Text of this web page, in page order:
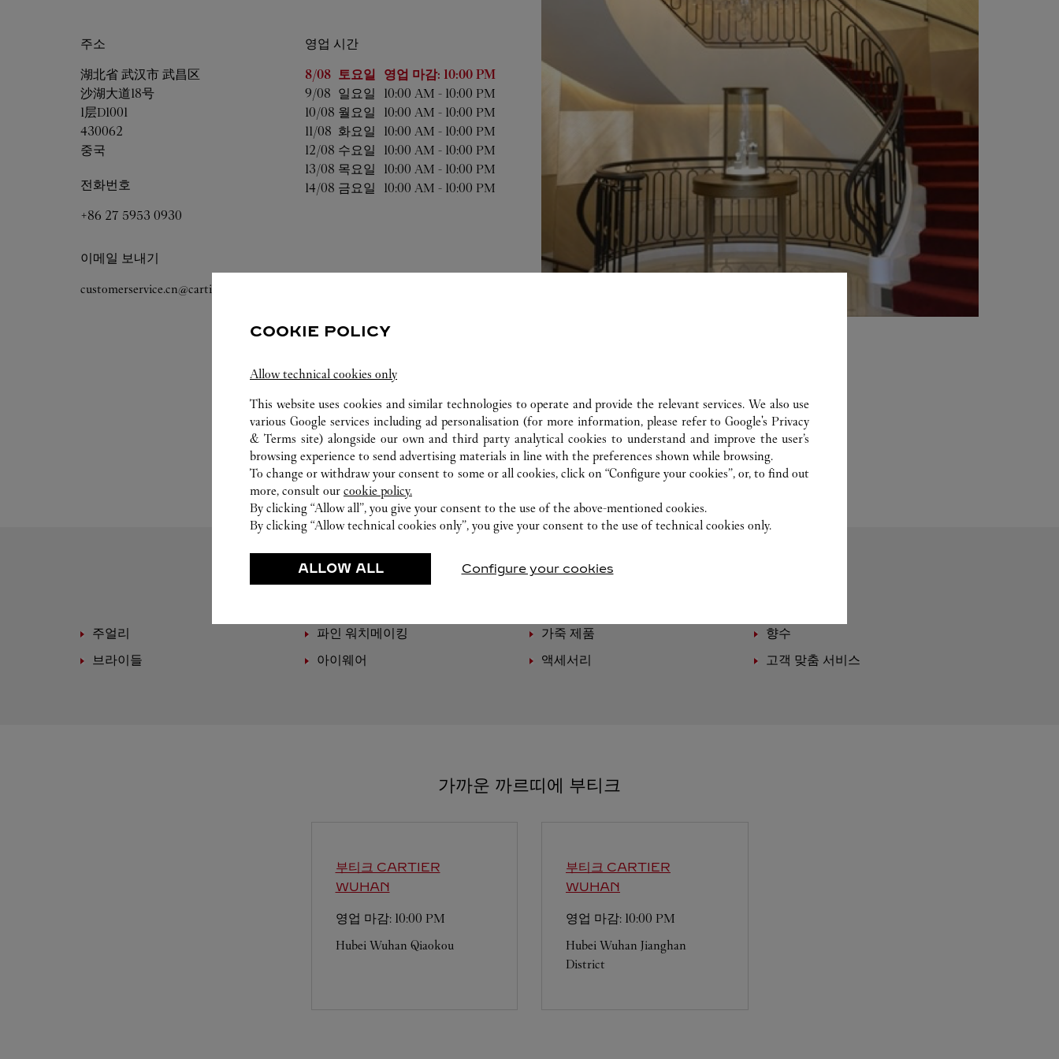
주소
湖北省 武汉市 武昌区
沙湖大道18号
1层D1001
430062
중국
전화번호
+86 27 5953 0930
이메일 보내기
customerservice.cn@cartier.com
영업 시간
요일영업 시간
8/08 토요일 영업 마감: 10:00 PM
9/08 일요일 10:00 AM - 10:00 PM
10/08 월요일 10:00 AM - 10:00 PM
11/08 화요일 10:00 AM - 10:00 PM
12/08 수요일 10:00 AM - 10:00 PM
13/08 목요일 10:00 AM - 10:00 PM
14/08 금요일 10:00 AM - 10:00 PM
주얼리 파인 워치메이킹 가죽 제품
향수
브라이들
아이웨어 액세서리 고객 맞춤 서비스
가까운 까르띠에 부티크
부티크 CARTIER
WUHAN
영업 마감: 10:00 PM
Hubei Wuhan Qiaokou
부티크 CARTIER
WUHAN
영업 마감: 10:00 PM
Hubei Wuhan Jianghan
District
COOKIE POLICY
Allow technical cookies only
This website uses cookies and similar technologies to operate and provide the relevant services. We also use
various Google services including ad personalisation (for more information, please refer toGoogle's Privacy
& Terms site) alongside our own and third party analytical cookies to understand and improve the user’s
browsing experience to send advertising materials in line with the preferences shown while browsing.
To change or withdraw your consent to some or all cookies, click on “Configure your cookies”, or, to find out
more, consult our cookie policy.
By clicking “Allow all”, you give your consent to the use of the above-mentioned cookies.
By clicking “Allow technical cookies only”, you give your consent to the use of technical cookies only.
ALLOW ALL Configure your cookies